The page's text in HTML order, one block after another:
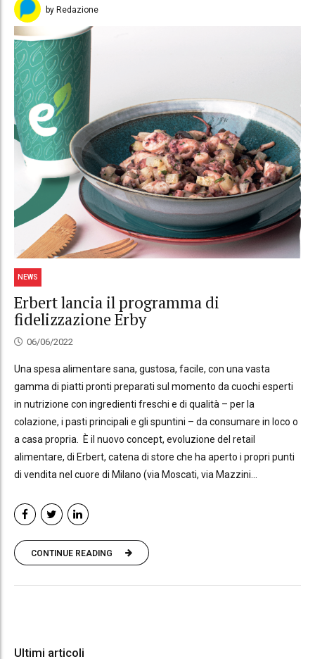
by Redazione
NEWS
Erbert lancia il programma di
fidelizzazione Erby
06/06/2022
Una spesa alimentare sana, gustosa, facile, con una vasta
gamma di piatti pronti preparati sul momento da cuochi esperti
in nutrizione con ingredienti freschi e di qualità – per la
colazione, i pasti principali e gli spuntini – da consumare in loco o
a casa propria. È il nuovo concept, evoluzione del retail
alimentare, di Erbert, catena di store che ha aperto i propri punti
di vendita nel cuore di Milano (via Moscati, via Mazzini...
CONTINUE READING
Ultimi articoli